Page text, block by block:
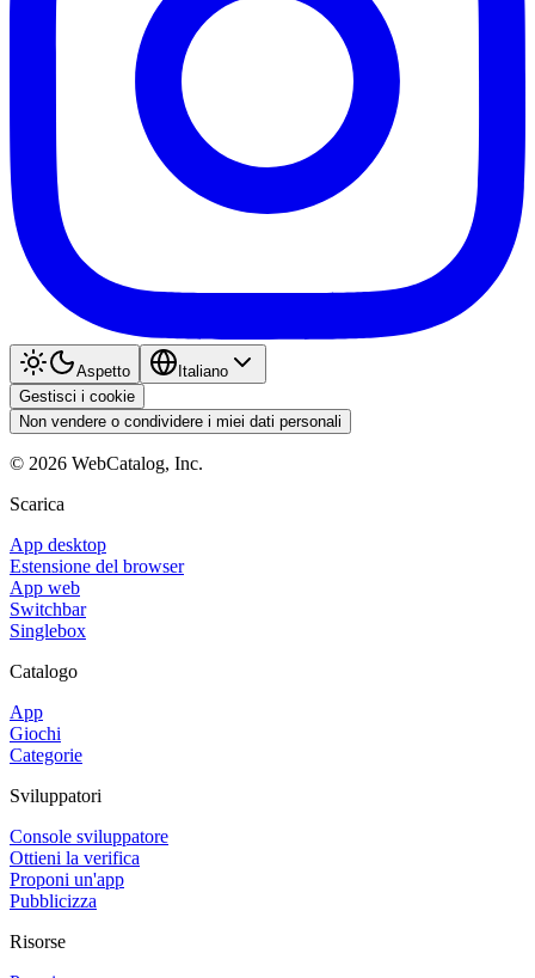
Aspetto
Italiano
Gestisci i cookie
Non vendere o condividere i miei dati personali
© 2026 WebCatalog, Inc.
Scarica
App desktop
Estensione del browser
App web
Switchbar
Singlebox
Catalogo
App
Giochi
Categorie
Sviluppatori
Console sviluppatore
Ottieni la verifica
Proponi un'app
Pubblicizza
Risorse